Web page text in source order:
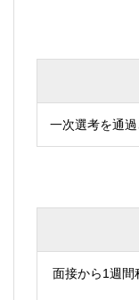
一次選考を通
面接から1週間